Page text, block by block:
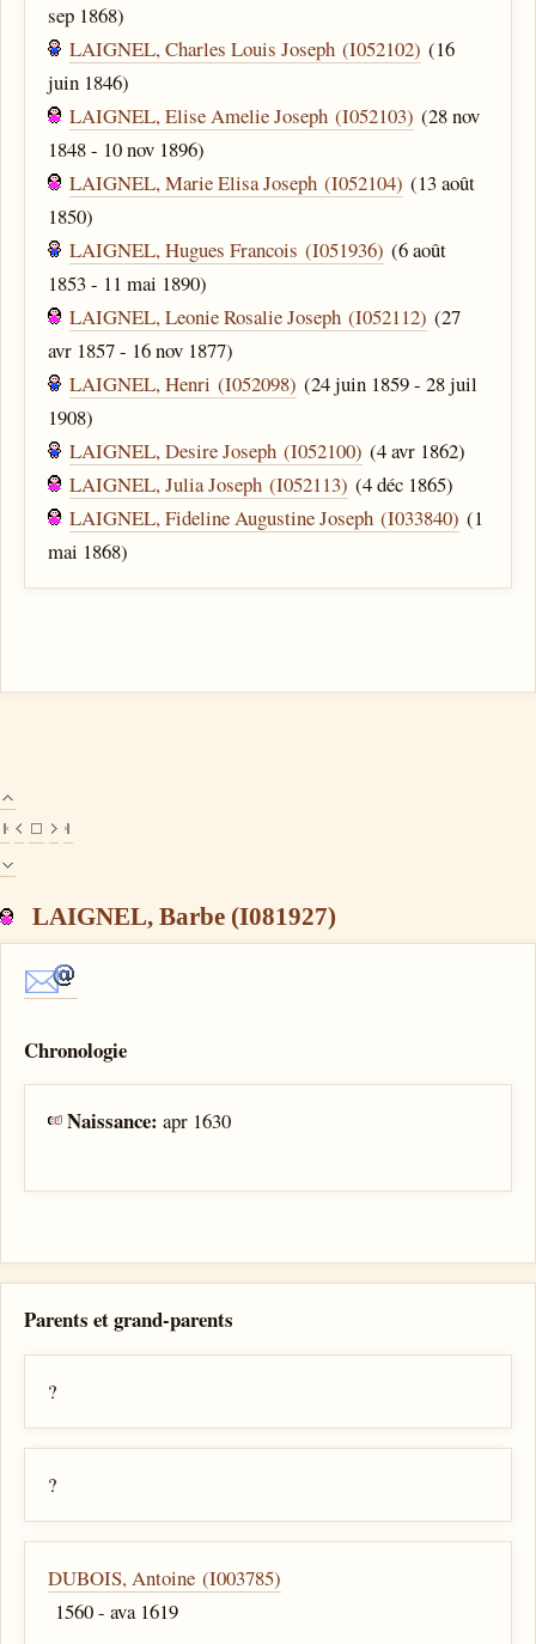
sep 1868)
LAIGNEL, Charles Louis Joseph (I052102) (16
juin 1846)
LAIGNEL, Elise Amelie Joseph (I052103) (28 nov
1848 - 10 nov 1896)
LAIGNEL, Marie Elisa Joseph (I052104) (13 août
1850)
LAIGNEL, Hugues Francois (I051936) (6 août
1853 - 11 mai 1890)
LAIGNEL, Leonie Rosalie Joseph (I052112) (27
avr 1857 - 16 nov 1877)
LAIGNEL, Henri (I052098) (24 juin 1859 - 28 juil
1908)
LAIGNEL, Desire Joseph (I052100) (4 avr 1862)
LAIGNEL, Julia Joseph (I052113) (4 déc 1865)
LAIGNEL, Fideline Augustine Joseph (I033840) (1
mai 1868)
LAIGNEL, Barbe (I081927)
Chronologie
Naissance:apr 1630
Parents et grand-parents
?
?
DUBOIS, Antoine (I003785)
1560 - ava 1619